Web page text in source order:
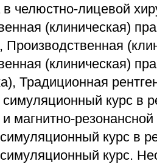
в челюстно-лицевой
(клиническая)
(клиническая)
Традиционная
курс в
магнитно-
курс в
курс.